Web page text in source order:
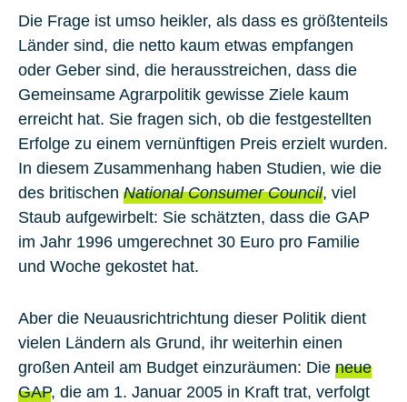
Die Frage ist umso heikler, als dass es größtenteils
Länder sind, die netto kaum etwas empfangen
oder Geber sind, die herausstreichen, dass die
Gemeinsame Agrarpolitik gewisse Ziele kaum
erreicht hat. Sie fragen sich, ob die festgestellten
Erfolge zu einem vernünftigen Preis erzielt wurden.
In diesem Zusammenhang haben Studien, wie die
des britischen National Consumer Council, viel
Staub aufgewirbelt: Sie schätzten, dass die GAP
im Jahr 1996 umgerechnet 30 Euro pro Familie
und Woche gekostet hat.
Aber die Neuausrichtrichtung dieser Politik dient
vielen Ländern als Grund, ihr weiterhin einen
großen Anteil am Budget einzuräumen: Die neue
GAP, die am 1. Januar 2005 in Kraft trat, verfolgt